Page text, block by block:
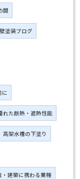
間
塗装ブログ
に
れた断熱・遮熱性能
高架水槽の下塗り
・建築に携わる業種